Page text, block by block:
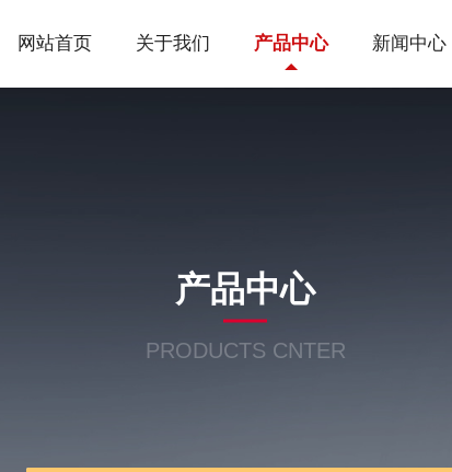
网站首页 关于我们 产品中心 新闻中心
产品中心
PRODUCTS CNTER